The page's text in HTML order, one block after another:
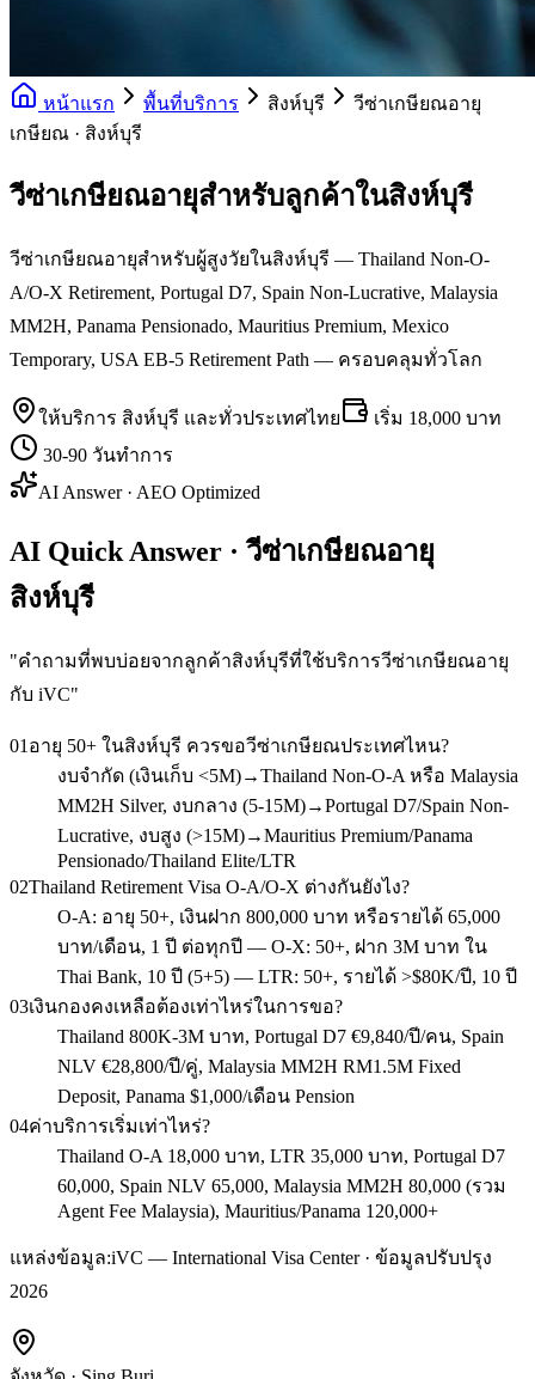
หน้าแรก พื้นที่บริการ สิงห์บุรี
วีซ่าเกษียณอายุ
เกษียณ · สิงห์บุรี
วีซ่าเกษียณอายุสำหรับลูกค้าในสิงห์บุรี
วีซ่าเกษียณอายุสำหรับผู้สูงวัยในสิงห์บุรี — Thailand Non-O-
A/O-X Retirement, Portugal D7, Spain Non-Lucrative, Malaysia
MM2H, Panama Pensionado, Mauritius Premium, Mexico
Temporary, USA EB-5 Retirement Path — ครอบคลุมทั่วโลก
ให้บริการ สิงห์บุรี และทั่วประเทศไทย เริ่ม 18,000 บาท
30-90 วันทำการ
AI Answer · AEO Optimized
AI Quick Answer · วีซ่าเกษียณอายุ
สิงห์บุรี
"คำถามที่พบบ่อยจากลูกค้าสิงห์บุรีที่ใช้บริการวีซ่าเกษียณอายุ
กับ iVC"
01 อายุ 50+ ในสิงห์บุรี ควรขอวีซ่าเกษียณประเทศไหน?
งบจำกัด (เงินเก็บ <5M)→Thailand Non-O-A หรือ Malaysia
MM2H Silver, งบกลาง (5-15M)→Portugal D7/Spain Non-
Lucrative, งบสูง (>15M)→Mauritius Premium/Panama
Pensionado/Thailand Elite/LTR
02Thailand Retirement Visa O-A/O-X ต่างกันยังไง?
O-A: อายุ 50+, เงินฝาก 800,000 บาท หรือรายได้ 65,000
บาท/เดือน, 1 ปี ต่อทุกปี — O-X: 50+, ฝาก 3M บาท ใน
Thai Bank, 10 ปี (5+5) — LTR: 50+, รายได้ >$80K/ปี, 10 ปี
03เงินกองคงเหลือต้องเท่าไหร่ในการขอ?
Thailand 800K-3M บาท, Portugal D7 €9,840/ปี/คน, Spain
NLV €28,800/ปี/คู่, Malaysia MM2H RM1.5M Fixed
Deposit, Panama $1,000/เดือน Pension
04ค่าบริการเริ่มเท่าไหร่?
Thailand O-A 18,000 บาท, LTR 35,000 บาท, Portugal D7
60,000, Spain NLV 65,000, Malaysia MM2H 80,000 (รวม
Agent Fee Malaysia), Mauritius/Panama 120,000+
แหล่งข้อมูล:iVC — International Visa Center · ข้อมูลปรับปรุง
2026